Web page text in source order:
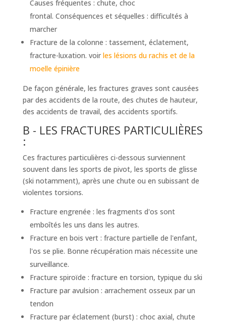
Causes fréquentes : chute, choc
frontal. Conséquences et séquelles : difficultés à
marcher
Fracture de la colonne : tassement, éclatement,
fracture-luxation. voir les lésions du rachis et de la
moelle épinière
De façon générale, les fractures graves sont causées
par des accidents de la route, des chutes de hauteur,
des accidents de travail, des accidents sportifs.
B - LES FRACTURES PARTICULIÈRES
:
Ces fractures particulières ci-dessous surviennent
souvent dans les sports de pivot, les sports de glisse
(ski notamment), après une chute ou en subissant de
violentes torsions.
Fracture engrenée : les fragments d'os sont
emboîtés les uns dans les autres.
Fracture en bois vert : fracture partielle de l'enfant,
l'os se plie. Bonne récupération mais nécessite une
surveillance.
Fracture spiroïde : fracture en torsion, typique du ski
Fracture par avulsion : arrachement osseux par un
tendon
Fracture par éclatement (burst) : choc axial, chute